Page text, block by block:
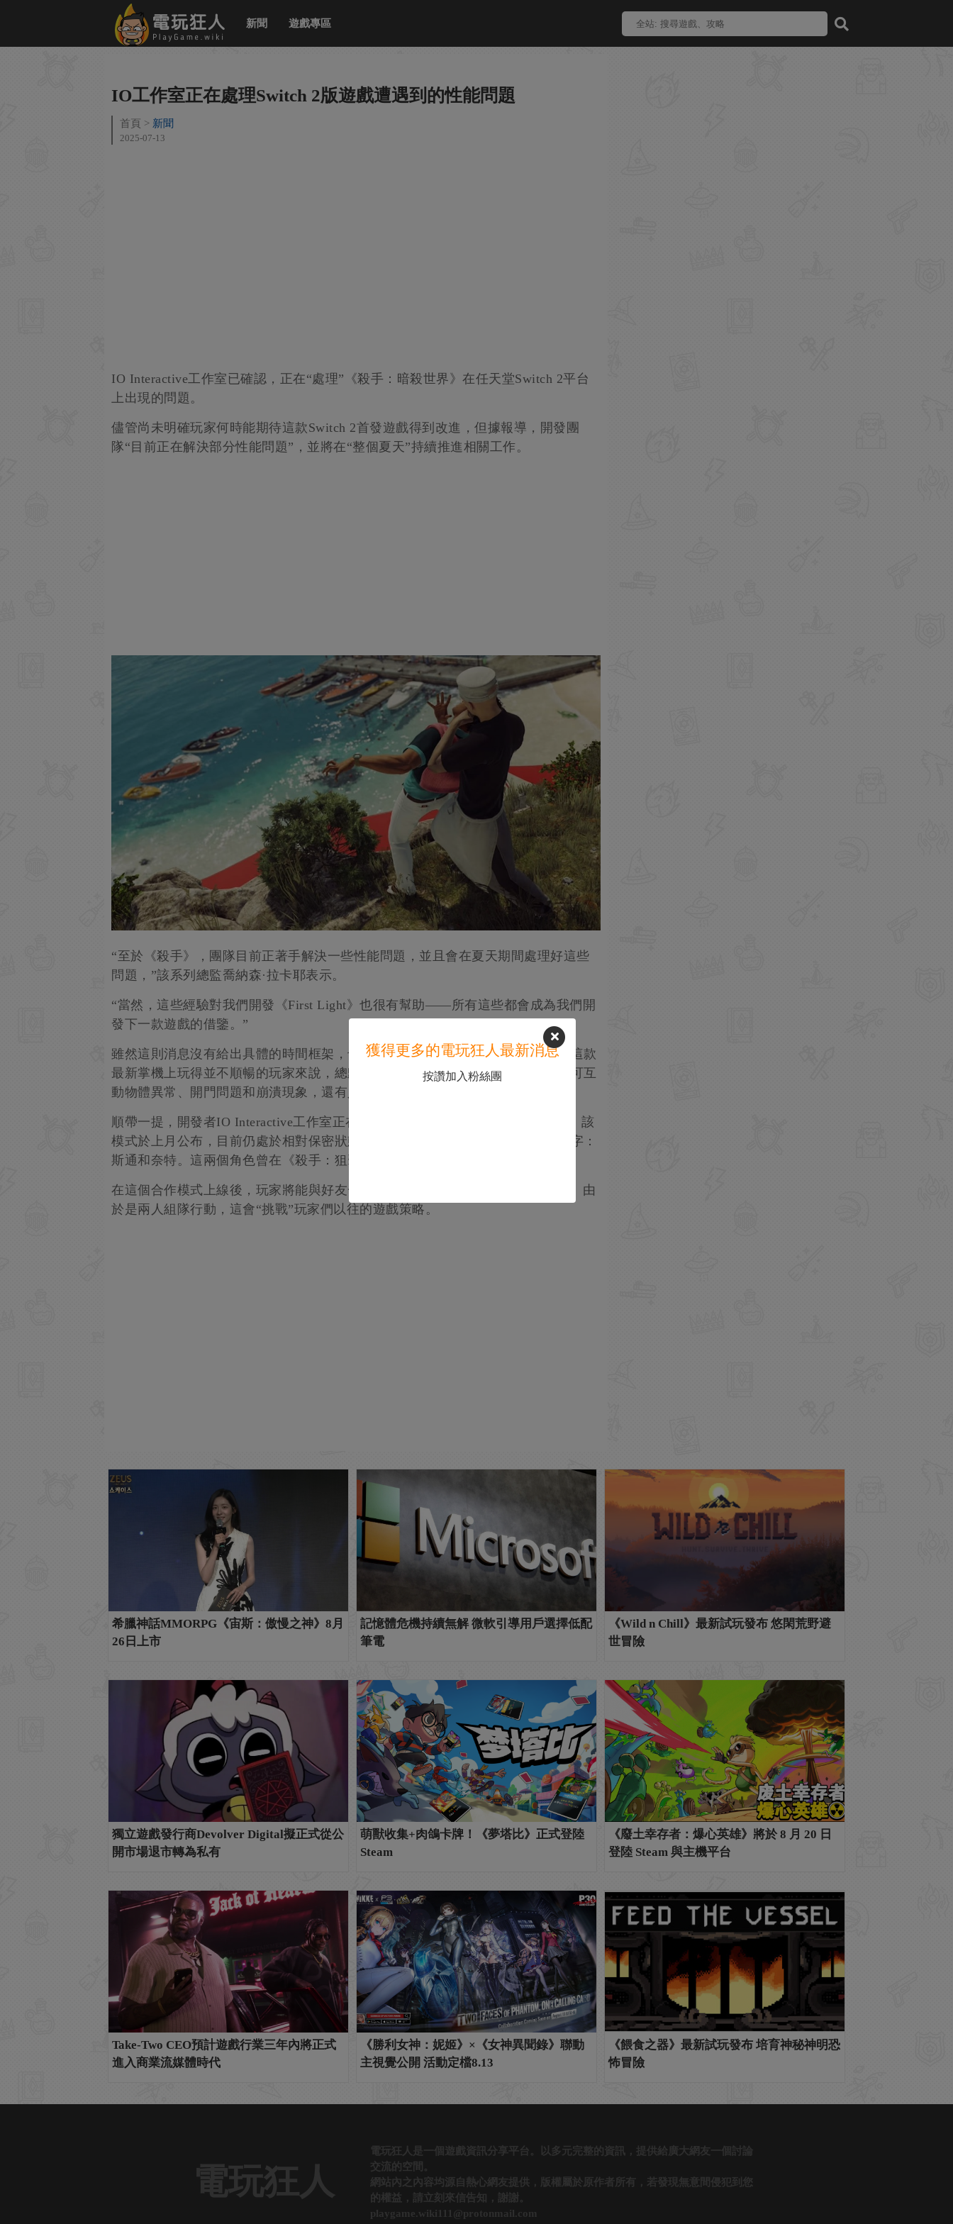
新聞 遊戲專區
IO工作室正在處理Switch 2版遊戲遭遇到的性能問題
首頁 新聞
2025-07-13
IO Interactive工作室已確認，正在“處理”《殺手：暗殺世界》在任天堂Switch 2平台
上出現的問題。
儘管尚未明確玩家何時能期待這款Switch 2首發遊戲得到改進，但據報導，開發團
隊“目前正在解決部分性能問題”，並將在“整個夏天”持續推進相關工作。
“至於《殺手》，團隊目前正著手解決一些性能問題，並且會在夏天期間處理好這些
問題，”該系列總監喬納森·拉卡耶表示。
“當然，這些經驗對我們開發《First Light》也很有幫助——所有這些都會成為我們開
發下一款遊戲的借鑒。”
雖然這則消息沒有給出具體的時間框架，也缺乏太多細節，但對於那些在任天堂這款
最新掌機上玩得並不順暢的玩家來說，總歸是個好消息。一些玩家反映遊戲存在可互
動物體異常、開門問題和崩潰現象，還有人抱怨遊戲出現“嚴重的”掉幀和卡頓。
順帶一提，開發者IO Interactive工作室正在為《殺手：暗殺世界》開發合作模式。該
模式於上月公布，目前仍處於相對保密狀態，但其中會出現兩個你可能眼熟的名字：
斯通和奈特。這兩個角色曾在《殺手：狙擊》模式中登場。
在這個合作模式上線後，玩家將能與好友一同參與《殺手》世界中的“精彩任務”。由
於是兩人組隊行動，這會“挑戰”玩家們以往的遊戲策略。
希臘神話MMORPG《宙斯：傲慢之神》8月
26日上市
記憶體危機持續無解 微軟引導用戶選擇低配
筆電
《Wild n Chill》最新試玩發布 悠閑荒野避
世冒險
獨立遊戲發行商Devolver Digital擬正式從公
開市場退市轉為私有
萌獸收集+肉鴿卡牌！《夢塔比》正式登陸
Steam
《廢土幸存者：爆心英雄》將於 8 月 20 日
登陸 Steam 與主機平台
Take-Two CEO預計遊戲行業三年內將正式
進入商業流媒體時代
《勝利女神：妮姬》×《女神異聞錄》聯動
主視覺公開 活動定檔8.13
《餵食之器》最新試玩發布 培育神秘神明恐
怖冒險
獲得更多的電玩狂人最新消息
按讚加入粉絲團
電玩狂人
電玩狂人是一個遊戲資訊分享平台。以多元完整的資訊，提供給廣大網友一個討論
交流的空間。
網站內之內容均源自熱心網友提供，版權屬於原作者所有，若發現無意間侵犯到您
的權益，請立刻來信告知，謝謝。
playgame.wiki111@protonmail.com